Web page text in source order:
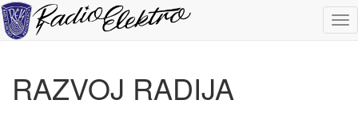
RAZVOJ RADIJA